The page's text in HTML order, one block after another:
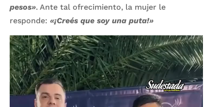
pesos». Ante tal ofrecimiento, la mujer le
responde: «¡Creés que soy una puta!»
Reproductor
de
vídeo